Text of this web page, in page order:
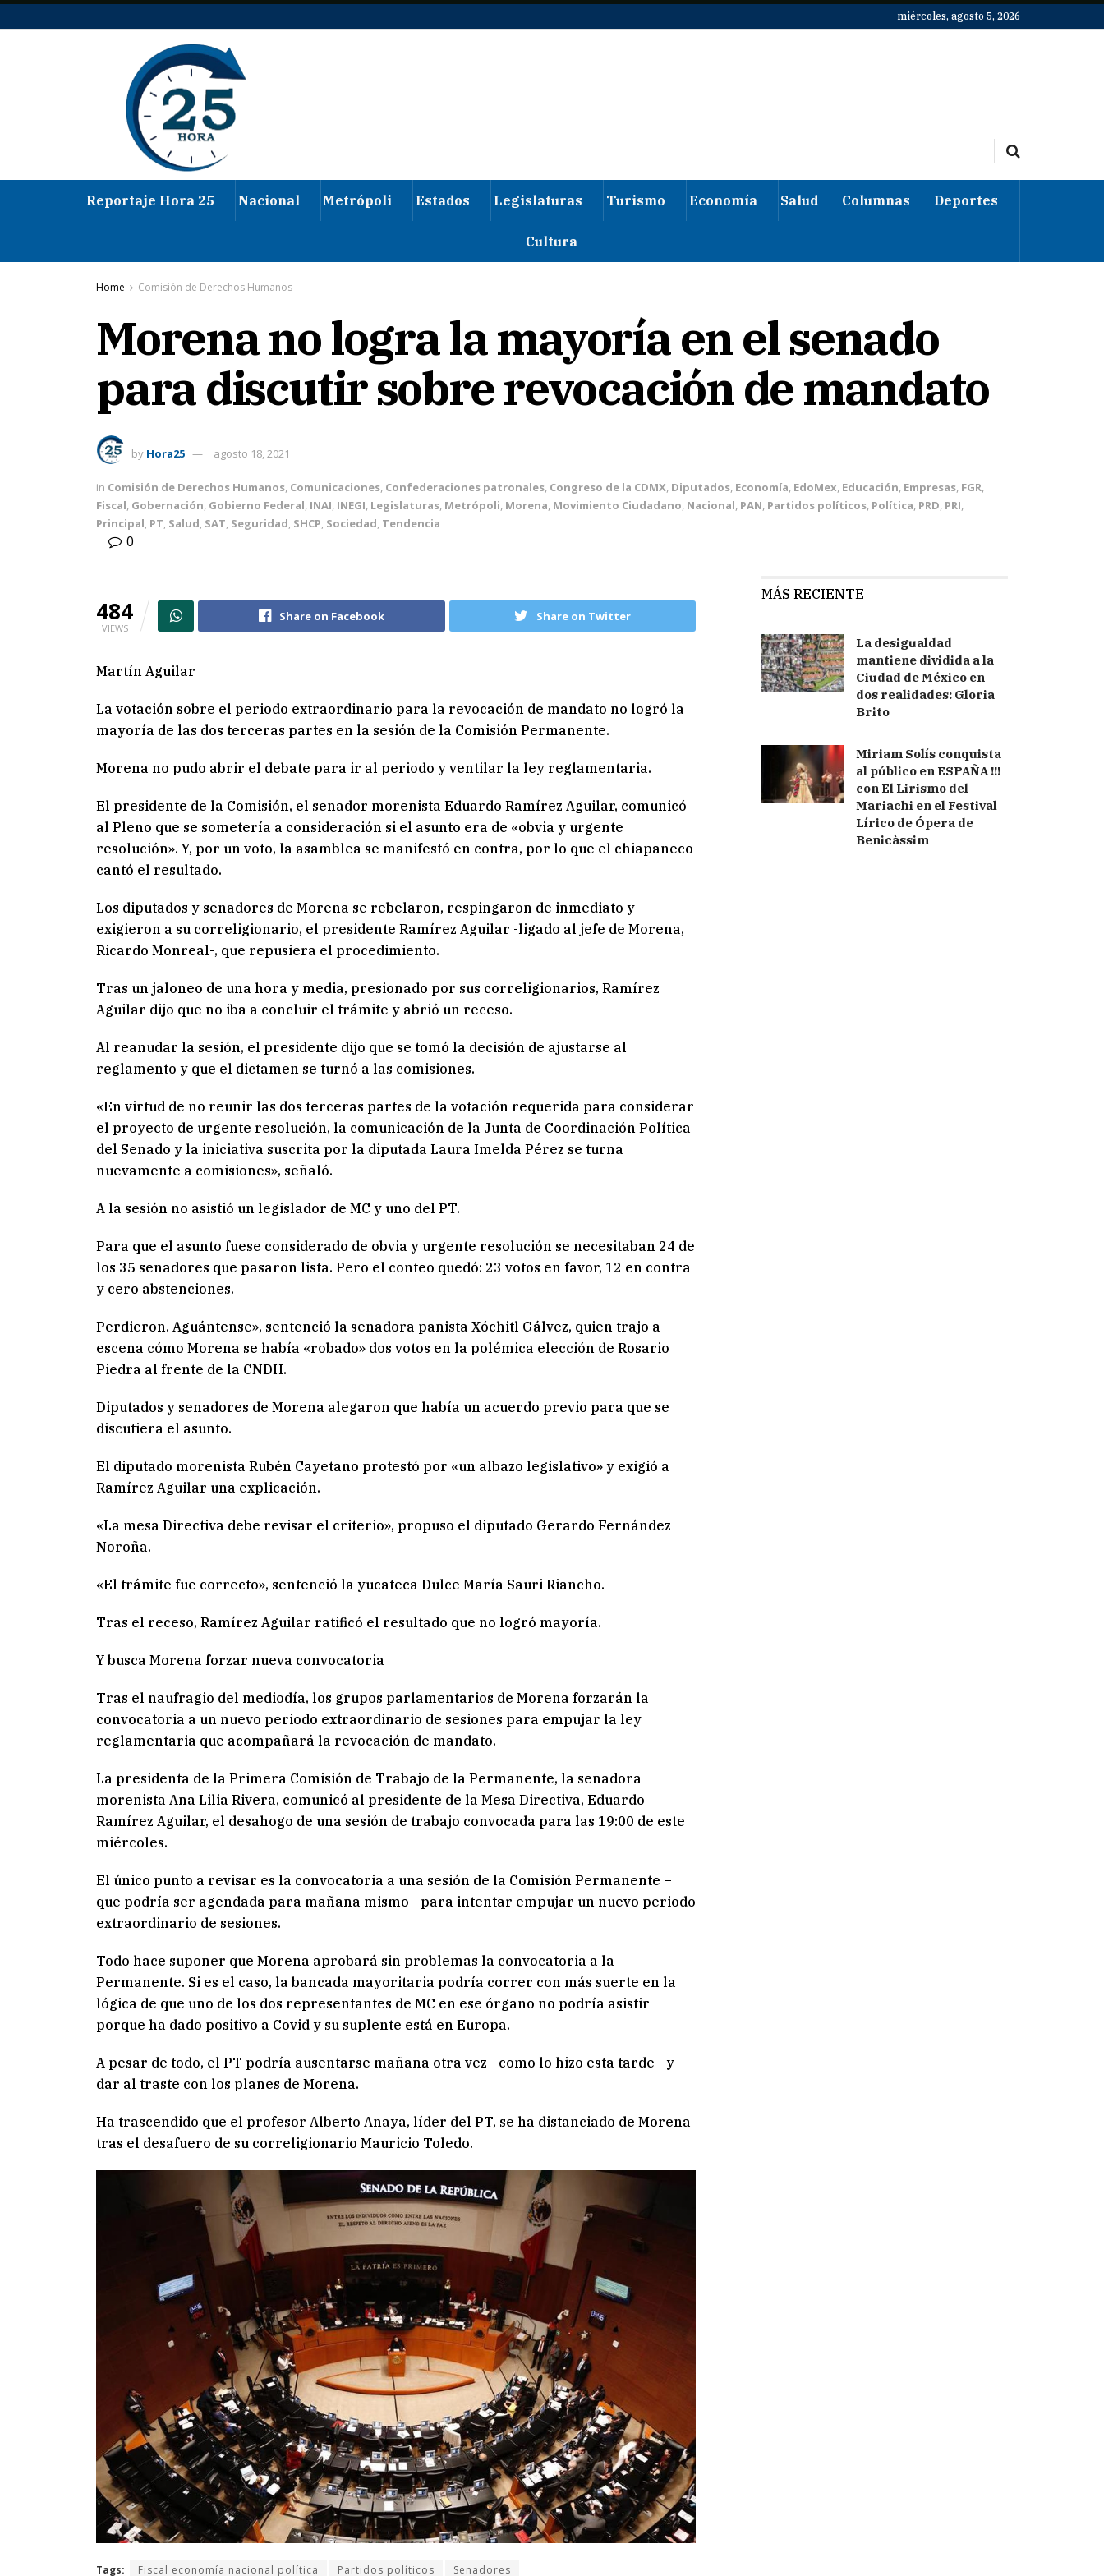
miércoles, agosto 5, 2026
Reportaje Hora 25 Nacional Metrópoli Estados Legislaturas Turismo Economía Salud Columnas Deportes
Cultura
Home Comisión de Derechos Humanos
Morena no logra la mayoría en el senado
para discutir sobre revocación de mandato
by Hora25 agosto 18, 2021
in Comisión de Derechos Humanos, Comunicaciones, Confederaciones patronales, Congreso de la CDMX, Diputados, Economía, EdoMex, Educación, Empresas, FGR,
Fiscal, Gobernación, Gobierno Federal, INAI, INEGI, Legislaturas, Metrópoli, Morena, Movimiento Ciudadano, Nacional, PAN, Partidos políticos, Política, PRD, PRI,
Principal, PT, Salud, SAT, Seguridad, SHCP, Sociedad, Tendencia
0
484
VIEWS
Share on Facebook Share on Twitter
Martín Aguilar
La votación sobre el periodo extraordinario para la revocación de mandato no logró la
mayoría de las dos terceras partes en la sesión de la Comisión Permanente.
Morena no pudo abrir el debate para ir al periodo y ventilar la ley reglamentaria.
El presidente de la Comisión, el senador morenista Eduardo Ramírez Aguilar, comunicó
al Pleno que se sometería a consideración si el asunto era de «obvia y urgente
resolución». Y, por un voto, la asamblea se manifestó en contra, por lo que el chiapaneco
cantó el resultado.
Los diputados y senadores de Morena se rebelaron, respingaron de inmediato y
exigieron a su correligionario, el presidente Ramírez Aguilar -ligado al jefe de Morena,
Ricardo Monreal-, que repusiera el procedimiento.
Tras un jaloneo de una hora y media, presionado por sus correligionarios, Ramírez
Aguilar dijo que no iba a concluir el trámite y abrió un receso.
Al reanudar la sesión, el presidente dijo que se tomó la decisión de ajustarse al
reglamento y que el dictamen se turnó a las comisiones.
«En virtud de no reunir las dos terceras partes de la votación requerida para considerar
el proyecto de urgente resolución, la comunicación de la Junta de Coordinación Política
del Senado y la iniciativa suscrita por la diputada Laura Imelda Pérez se turna
nuevamente a comisiones», señaló.
A la sesión no asistió un legislador de MC y uno del PT.
Para que el asunto fuese considerado de obvia y urgente resolución se necesitaban 24 de
los 35 senadores que pasaron lista. Pero el conteo quedó: 23 votos en favor, 12 en contra
y cero abstenciones.
Perdieron. Aguántense», sentenció la senadora panista Xóchitl Gálvez, quien trajo a
escena cómo Morena se había «robado» dos votos en la polémica elección de Rosario
Piedra al frente de la CNDH.
Diputados y senadores de Morena alegaron que había un acuerdo previo para que se
discutiera el asunto.
El diputado morenista Rubén Cayetano protestó por «un albazo legislativo» y exigió a
Ramírez Aguilar una explicación.
«La mesa Directiva debe revisar el criterio», propuso el diputado Gerardo Fernández
Noroña.
«El trámite fue correcto», sentenció la yucateca Dulce María Sauri Riancho.
Tras el receso, Ramírez Aguilar ratificó el resultado que no logró mayoría.
Y busca Morena forzar nueva convocatoria
Tras el naufragio del mediodía, los grupos parlamentarios de Morena forzarán la
convocatoria a un nuevo periodo extraordinario de sesiones para empujar la ley
reglamentaria que acompañará la revocación de mandato.
La presidenta de la Primera Comisión de Trabajo de la Permanente, la senadora
morenista Ana Lilia Rivera, comunicó al presidente de la Mesa Directiva, Eduardo
Ramírez Aguilar, el desahogo de una sesión de trabajo convocada para las 19:00 de este
miércoles.
El único punto a revisar es la convocatoria a una sesión de la Comisión Permanente –
que podría ser agendada para mañana mismo– para intentar empujar un nuevo periodo
extraordinario de sesiones.
Todo hace suponer que Morena aprobará sin problemas la convocatoria a la
Permanente. Si es el caso, la bancada mayoritaria podría correr con más suerte en la
lógica de que uno de los dos representantes de MC en ese órgano no podría asistir
porque ha dado positivo a Covid y su suplente está en Europa.
A pesar de todo, el PT podría ausentarse mañana otra vez –como lo hizo esta tarde– y
dar al traste con los planes de Morena.
Ha trascendido que el profesor Alberto Anaya, líder del PT, se ha distanciado de Morena
tras el desafuero de su correligionario Mauricio Toledo.
Tags: Fiscal economía nacional política Partidos políticos Senadores
MÁS RECIENTE
La desigualdad
mantiene dividida a la
Ciudad de México en
dos realidades: Gloria
Brito
Miriam Solís conquista
al público en ESPAÑA !!!
con El Lirismo del
Mariachi en el Festival
Lírico de Ópera de
Benicàssim